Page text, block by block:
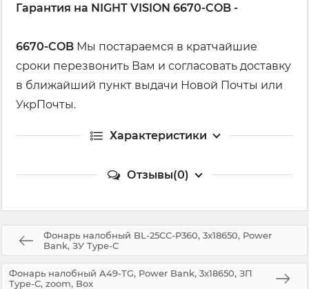
Гарантия на NIGHT VISION 6670-COB -
6670-COB Мы постараемся в кратчайшие
сроки перезвонить Вам и согласовать доставку
в ближайший пункт выдачи Новой Почты или
УкрПочты.
Характеристики
Отзывы(0)
Фонарь налобный BL-25CC-P360, 3x18650, Power
Bank, ЗУ Type-C
Фонарь налобный A49-TG, Power Bank, 3x18650, ЗП
Type-C, zoom, Box